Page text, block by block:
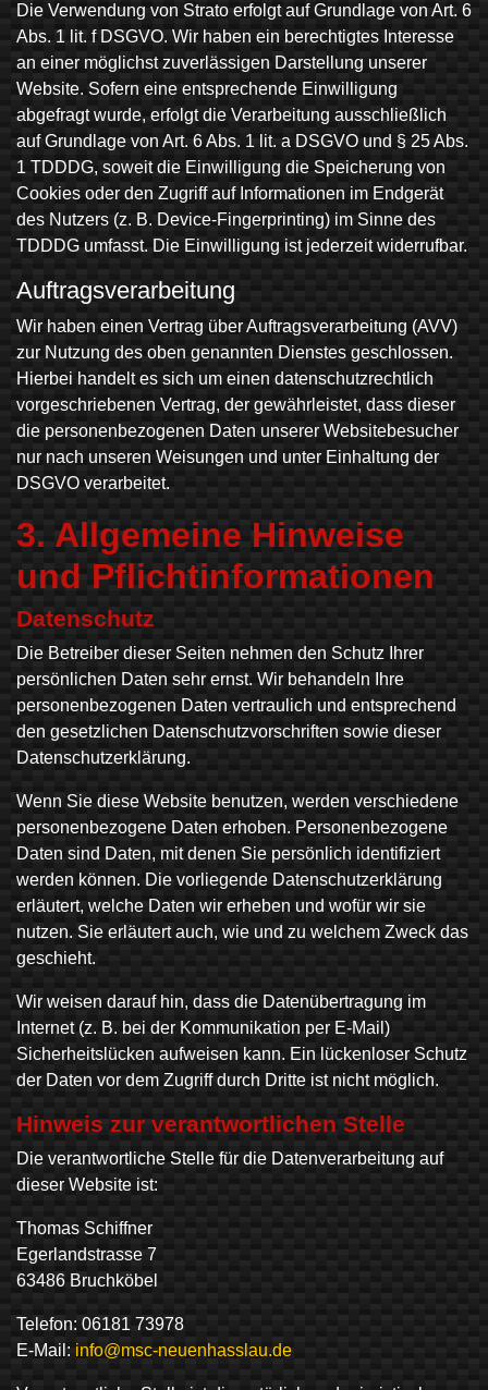
Die Verwendung von Strato erfolgt auf Grundlage von Art. 6
Abs. 1 lit. f DSGVO. Wir haben ein berechtigtes Interesse
an einer möglichst zuverlässigen Darstellung unserer
Website. Sofern eine entsprechende Einwilligung
abgefragt wurde, erfolgt die Verarbeitung ausschließlich
auf Grundlage von Art. 6 Abs. 1 lit. a DSGVO und § 25 Abs.
1 TDDDG, soweit die Einwilligung die Speicherung von
Cookies oder den Zugriff auf Informationen im Endgerät
des Nutzers (z. B. Device-Fingerprinting) im Sinne des
TDDDG umfasst. Die Einwilligung ist jederzeit widerrufbar.
Auftragsverarbeitung
Wir haben einen Vertrag über Auftragsverarbeitung (AVV)
zur Nutzung des oben genannten Dienstes geschlossen.
Hierbei handelt es sich um einen datenschutzrechtlich
vorgeschriebenen Vertrag, der gewährleistet, dass dieser
die personenbezogenen Daten unserer Websitebesucher
nur nach unseren Weisungen und unter Einhaltung der
DSGVO verarbeitet.
3. Allgemeine Hinweise
und Pflicht­informationen
Datenschutz
Die Betreiber dieser Seiten nehmen den Schutz Ihrer
persönlichen Daten sehr ernst. Wir behandeln Ihre
personenbezogenen Daten vertraulich und entsprechend
den gesetzlichen Datenschutzvorschriften sowie dieser
Datenschutzerklärung.
Wenn Sie diese Website benutzen, werden verschiedene
personenbezogene Daten erhoben. Personenbezogene
Daten sind Daten, mit denen Sie persönlich identifiziert
werden können. Die vorliegende Datenschutzerklärung
erläutert, welche Daten wir erheben und wofür wir sie
nutzen. Sie erläutert auch, wie und zu welchem Zweck das
geschieht.
Wir weisen darauf hin, dass die Datenübertragung im
Internet (z. B. bei der Kommunikation per E-Mail)
Sicherheitslücken aufweisen kann. Ein lückenloser Schutz
der Daten vor dem Zugriff durch Dritte ist nicht möglich.
Hinweis zur verantwortlichen Stelle
Die verantwortliche Stelle für die Datenverarbeitung auf
dieser Website ist:
Thomas Schiffner
Egerlandstrasse 7
63486 Bruchköbel
Telefon: 06181 73978
E-Mail: info@msc-neuenhasslau.de